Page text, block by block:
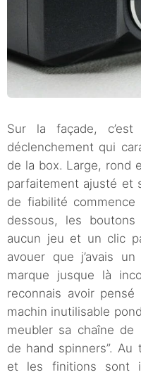
Sur la façade,
déclenchement qui
de la box. Large, rond
parfaitement ajusté et
de fiabilité
dessous, les boutons
aucun jeu et un clic
avouer que j’avais
marque jusque là
reconnais avoir
machin inutilisable
meubler sa chaîne de
de hand spinners”.
et les finitions sont